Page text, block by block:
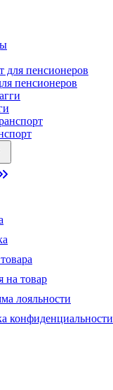
пенсионеров
на товар
лояльности
конфиденциальности